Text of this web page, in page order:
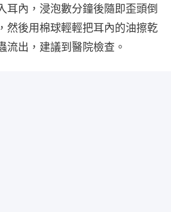
耳內，浸泡數分鐘後隨即歪頭倒
然後用棉球輕輕把耳內的油擦乾
流出，建議到醫院檢查。